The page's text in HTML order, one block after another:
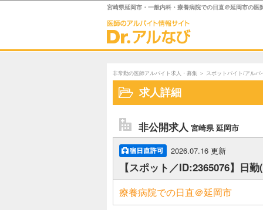
宮崎県延岡市・一般内科・療養病院での日直＠延岡市の
非常勤の医師アルバイト求人・募集 ＞ スポットバイト/アルバ
求人詳細
非公開求人 宮崎県 延岡市
2026.07.16 更新
【スポット／ID:2365076】日
療養病院での日直＠延岡市